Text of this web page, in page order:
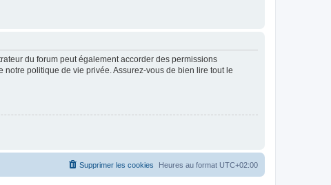
du forum peut également accorder des permissions
politique de vie privée. Assurez-vous de bien lire tout le
Heures au format UTC+02:00
Supprimer les cookies